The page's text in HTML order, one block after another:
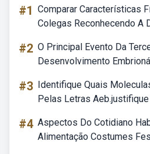
#1 Comparar Características
Colegas Reconhecendo A
#2 O Principal Evento Da
Desenvolvimento
#3 Identifique Quais
Pelas Letras Aeb.justifique
#4 Aspectos Do Cotidiano
Alimentação Costumes